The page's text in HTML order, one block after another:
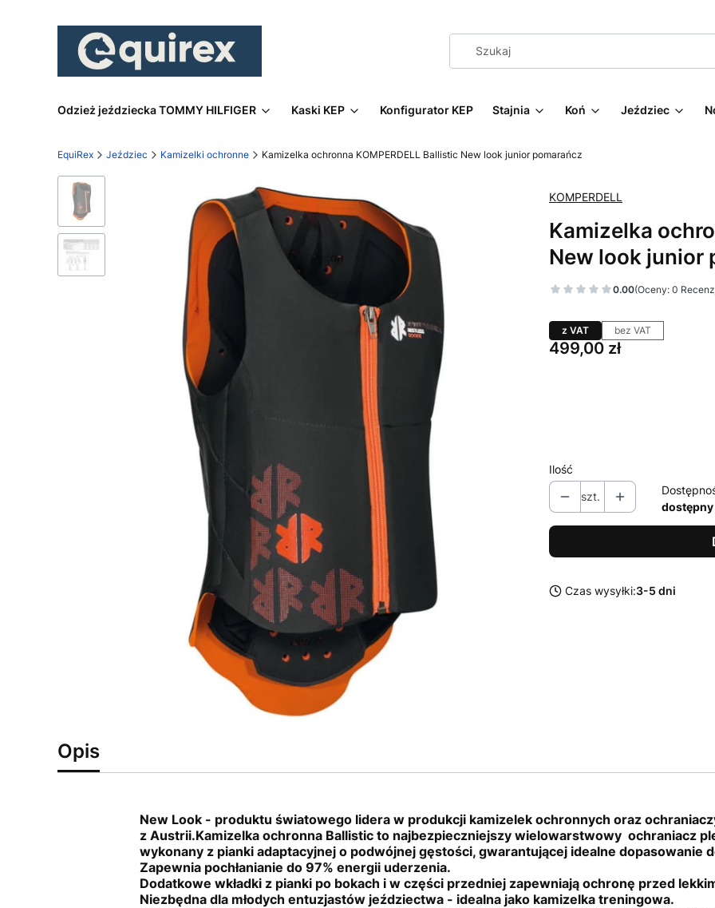
Odzież jeździecka TOMMY HILFIGER Kaski KEP Konfigurator KEP Stajnia Koń Jeździec
EquiRex Jeździec Kamizelki ochronne Kamizelka ochronna KOMPERDELL Ballistic New look junior pomarańcz
KOMPERDELL
Kamizelka
New look junior
0.00(Oceny: 0
z VAT bez VAT
Cena
499,00 zł
Poszczególne warianty mogą
Ilość
szt.
Czas wysyłki:3-5 dni
Opis
New Look - produktu światowego lidera w produkcji kamizelek ochronnych oraz
z Austrii.Kamizelka ochronna Ballistic to najbezpieczniejszy wielowarstwowy ochraniacz
wykonany z pianki adaptacyjnej o podwójnej gęstości, gwarantującej idealne dopasowanie
Zapewnia pochłanianie do 97% energii uderzenia.
Dodatkowe wkładki z pianki po bokach i w części przedniej zapewniają ochronę przed
Niezbędna dla młodych entuzjastów jeździectwa - idealna jako kamizelka treningowa.